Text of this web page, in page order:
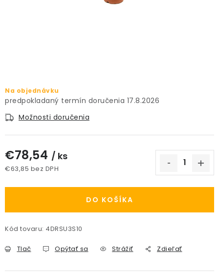
ZNAČKY
Obchodné podmienky
Spôsoby platby
Kontakt / Právne údaje
Na objednávku
17.8.2026
Možnosti doručenia
€78,54 / ks
€63,85 bez DPH
DO KOŠÍKA
Kód tovaru: 4DRSU3S10
Tlač Opýtať sa Strážiť Zdieľať